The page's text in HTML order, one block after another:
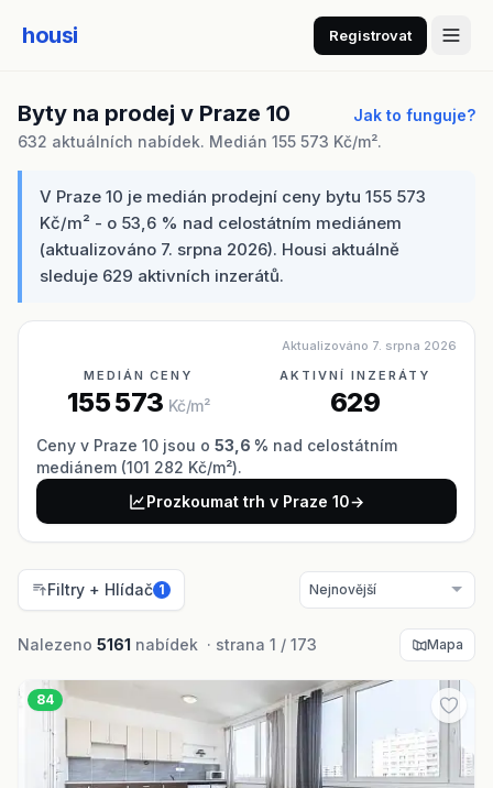
housi Registrovat
Byty na prodej v Praze 10
Jak to funguje?
632 aktuálních nabídek. Medián 155 573 Kč/m².
V Praze 10 je medián prodejní ceny bytu 155 573
Kč/m² - o 53,6 % nad celostátním mediánem
(aktualizováno 7. srpna 2026). Housi aktuálně
sleduje 629 aktivních inzerátů.
Aktualizováno 7. srpna 2026
MEDIÁN CENY
155 573 Kč/m²
AKTIVNÍ INZERÁTY
629
Ceny v Praze 10 jsou o 53,6 % nad celostátním
mediánem (101 282 Kč/m²).
Prozkoumat trh v Praze 10→
Filtry + Hlídač 1
Nalezeno 5161 nabídek · strana 1 / 173 Mapa
84